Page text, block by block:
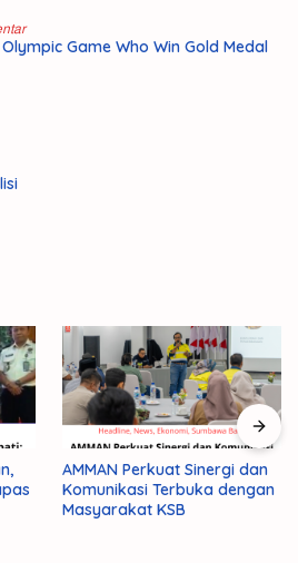
Game Who Win Gold Medal
AMMAN Perkuat Sinergi dan
Komunikasi Terbuka dengan
Masyarakat KSB